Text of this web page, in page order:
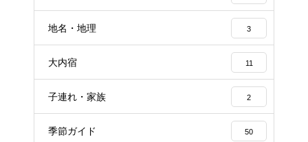
地名・地理 3
大内宿 11
子連れ・家族 2
季節ガイド 50